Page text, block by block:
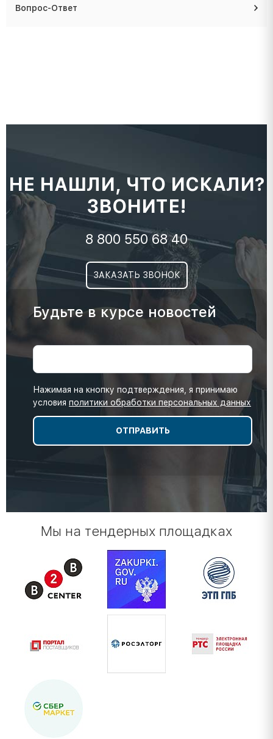
Вопрос-Ответ
НЕ НАШЛИ, ЧТО ИСКАЛИ?
ЗВОНИТЕ!
8 800 550 68 40
ЗАКАЗАТЬ ЗВОНОК
Будьте в курсе новостей
Нажимая на кнопку подтверждения, я принимаю
условия политики обработки персональных данных
Мы на тендерных площадках